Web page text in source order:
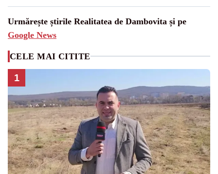
Urmărește știrile Realitatea de Dambovita și pe
Google News
CELE MAI CITITE
1